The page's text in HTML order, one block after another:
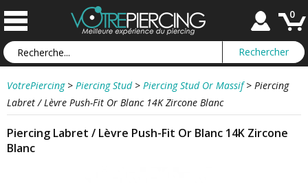
0
VotrePiercing > Piercing Stud > Piercing Stud Or Massif > Piercing
Labret / Lèvre Push-Fit Or Blanc 14K Zircone Blanc
Piercing Labret / Lèvre Push-Fit Or Blanc 14K Zircone
Blanc